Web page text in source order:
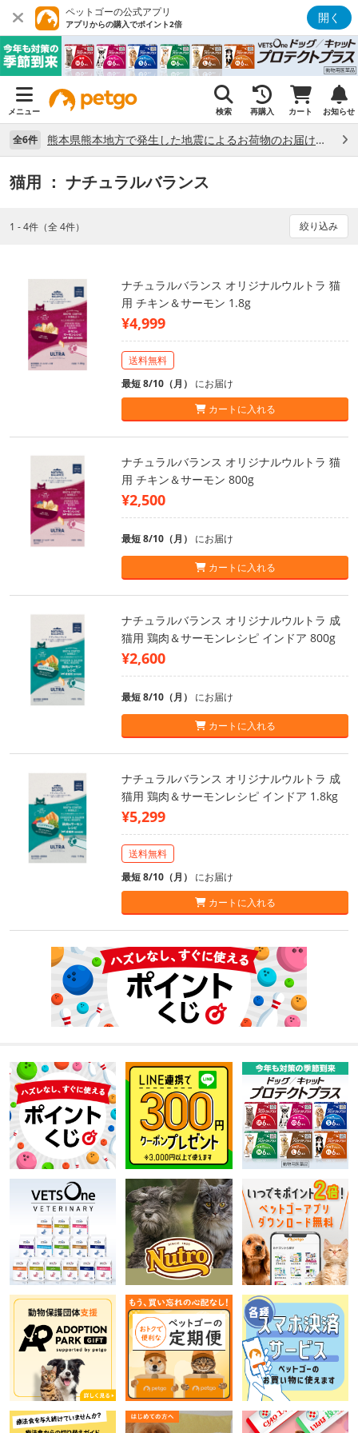
ペットゴーの公式アプリ
アプリからの購入でポイント2倍 開く
メニュー 検索 再購入 カート お知らせ
全6件 熊本県熊本地方で発生した地震によるお荷物のお届け状況について （7/28）
猫用 ： ナチュラルバランス
1 - 4件（全 4件） 絞り込み
ナチュラルバランス オリジナルウルトラ 猫
用 チキン＆サーモン 1.8g
¥4,999
送料無料
最短 8/10（月） にお届け
カートに入れる
ナチュラルバランス オリジナルウルトラ 猫
用 チキン＆サーモン 800g
¥2,500
最短 8/10（月） にお届け
カートに入れる
ナチュラルバランス オリジナルウルトラ 成
猫用 鶏肉＆サーモンレシピ インドア 800g
¥2,600
最短 8/10（月） にお届け
カートに入れる
ナチュラルバランス オリジナルウルトラ 成
猫用 鶏肉＆サーモンレシピ インドア 1.8kg
¥5,299
送料無料
最短 8/10（月） にお届け
カートに入れる